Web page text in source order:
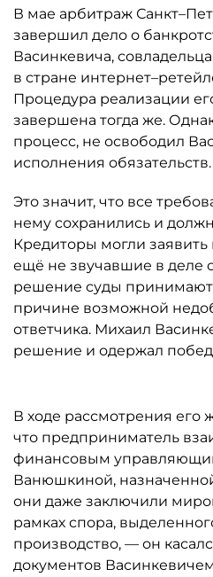
В мае арбитраж
завершил дело о
Васинкевича,
в стране
Процедура реализации
завершена тогда же.
процесс, не освободил
исполнения обязательств.
Это значит, что все
нему сохранились и
Кредиторы могли
ещё не звучавшие в деле
решение суды
причине возможной
ответчика. Михаил
решение и одержал
В ходе рассмотрения его
что предприниматель
финансовым
Ванюшкиной,
они даже заключили
рамках спора,
производство, — он
документов